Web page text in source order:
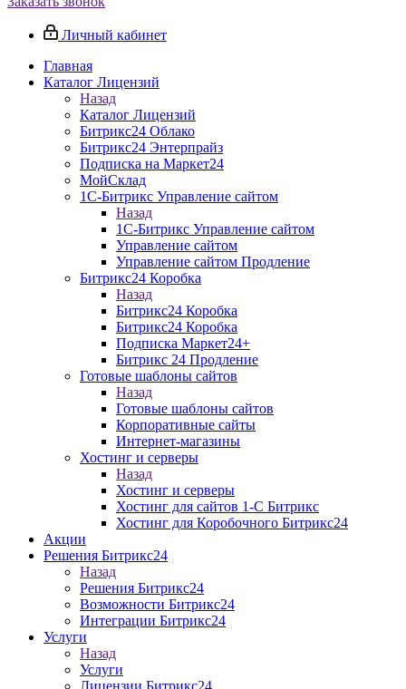
Личный кабинет
Главная
Каталог Лицензий
Назад
Каталог Лицензий
Битрикс24 Облако
Битрикс24 Энтерпрайз
Подписка на Маркет24
МойСклад
1С-Битрикс Управление сайтом
Назад
1С-Битрикс Управление сайтом
Управление cайтом
Управление сайтом Продление
Битрикс24 Коробка
Назад
Битрикс24 Коробка
Битрикс24 Коробка
Подписка Маркет24+
Битрикс 24 Продление
Готовые шаблоны сайтов
Назад
Готовые шаблоны сайтов
Корпоративные сайты
Интернет-магазины
Хостинг и серверы
Назад
Хостинг и серверы
Хостинг для сайтов 1-C Битрикс
Хостинг для Коробочного Битрикс24
Акции
Решения Битрикс24
Назад
Решения Битрикс24
Возможности Битрикс24
Интеграции Битрикс24
Услуги
Назад
Услуги
Лицензии Битрикс24